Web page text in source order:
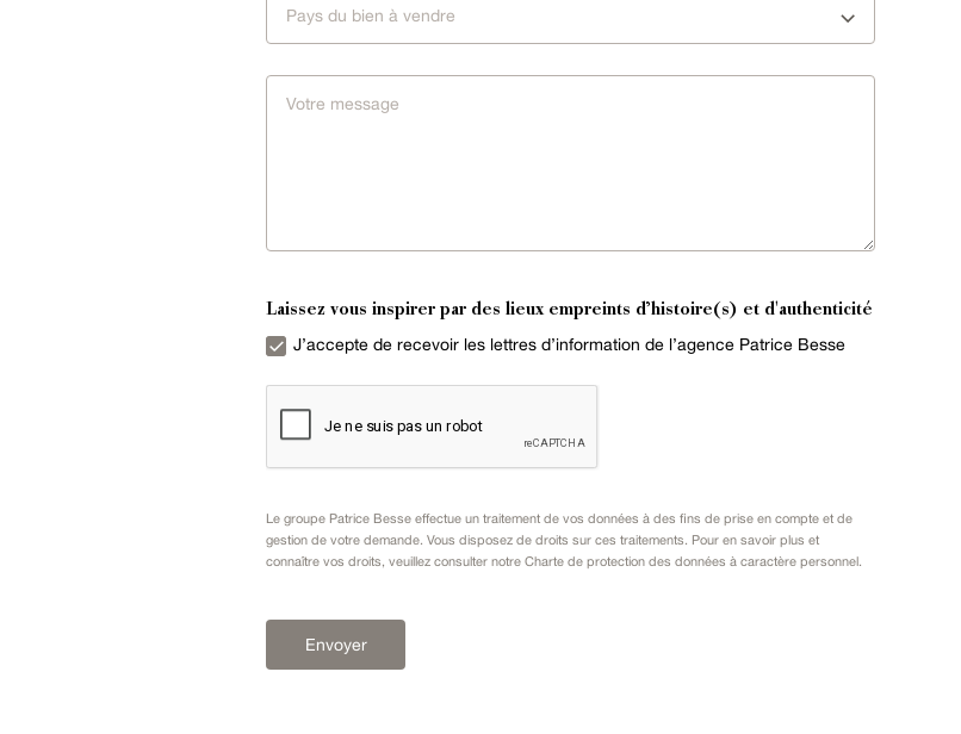
Pays du bien à vendre
Laissez vous inspirer par des lieux empreints d’histoire(s) et d'authenticité
J’accepte de recevoir les lettres d’information de l’agence Patrice Besse
Le groupe Patrice Besse effectue un traitement de vos données à des fins de prise en compte et de
gestion de votre demande. Vous disposez de droits sur ces traitements. Pour en savoir plus et
connaître vos droits, veuillez consulter notre Charte de protection des données à caractère personnel .
Envoyer